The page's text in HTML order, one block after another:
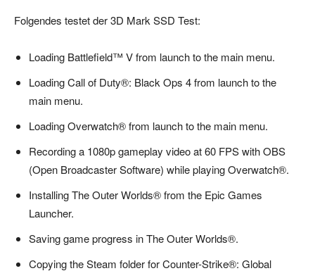
Folgendes testet der 3D Mark SSD Test:
Loading Battlefield™ V from launch to the main menu.
Loading Call of Duty®: Black Ops 4 from launch to the
main menu.
Loading Overwatch® from launch to the main menu.
Recording a 1080p gameplay video at 60 FPS with OBS
(Open Broadcaster Software) while playing Overwatch®.
Installing The Outer Worlds® from the Epic Games
Launcher.
Saving game progress in The Outer Worlds®.
Copying the Steam folder for Counter-Strike®: Global